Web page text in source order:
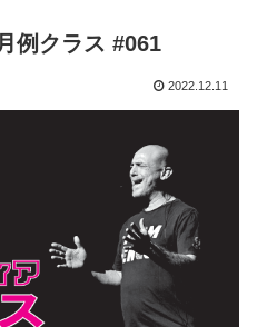
例クラス #061
2022.12.11